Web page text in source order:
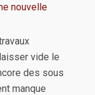
nouvelle
vide le
des sous
manque